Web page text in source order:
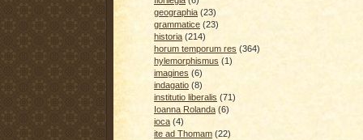
geographia (23)
grammatice (23)
historia (214)
horum temporum res (364)
hylemorphismus (1)
imagines (6)
indagatio (8)
institutio liberalis (71)
Ioanna Rolanda (6)
ioca (4)
ite ad Thomam (22)